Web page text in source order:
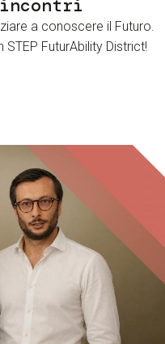
a conoscere il Futuro.
FuturAbility District!